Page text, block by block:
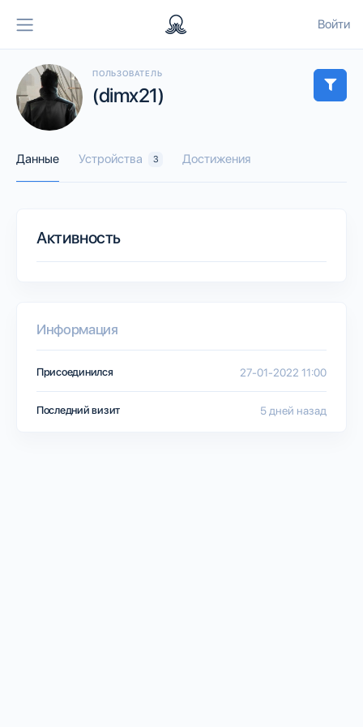
Войти
ПОЛЬЗОВАТЕЛЬ
(dimx21)
Данные Устройства 3 Достижения
Активность
Информация
Присоединился 27-01-2022 11:00
Последний визит 5 дней назад